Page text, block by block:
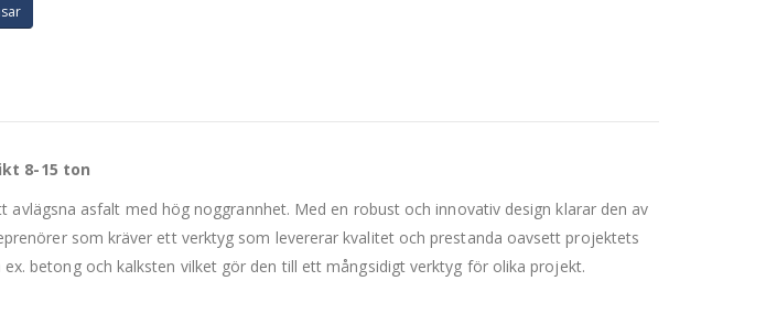
8-15 ton
asfalt med hög noggrannhet. Med en robust och innovativ design klarar den av
som kräver ett verktyg som levererar kvalitet och prestanda oavsett projektets
betong och kalksten vilket gör den till ett mångsidigt verktyg för olika projekt.